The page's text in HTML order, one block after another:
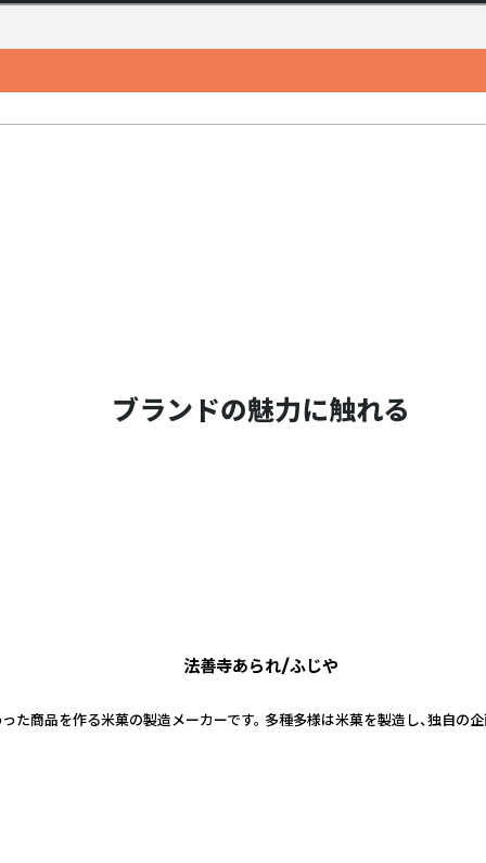
ブランドの魅力に触れる
法善寺あられ/ふじや
た商品を作る米菓の製造メーカーです。 多種多様は米菓を製造し、独自の